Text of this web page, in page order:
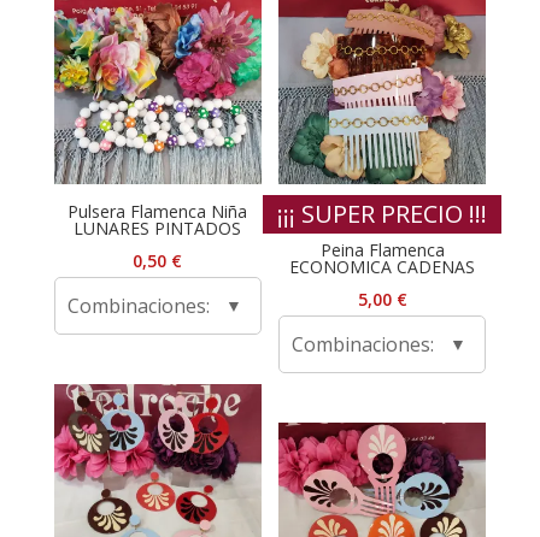
Pulsera Flamenca Niña
LUNARES PINTADOS
0,50 €
Combinaciones:
¡¡¡ SUPER PRECIO !!!
Peina Flamenca
ECONOMICA CADENAS
5,00 €
Combinaciones: